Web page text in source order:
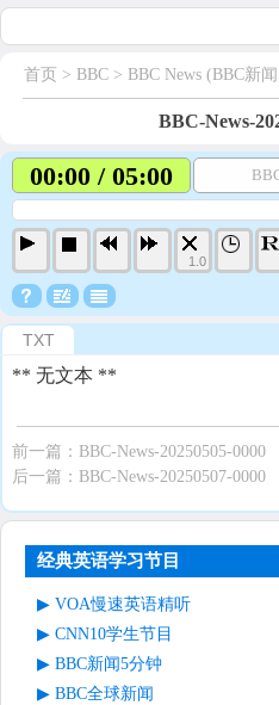
首页 > BBC > BBC News (BBC新
BBC-News-
00:00 / 05:00
1.0
TXT
** 无文本 **
前一篇： BBC-News-20250505-0000
后一篇： BBC-News-20250507-0000
经典英语学习节目
VOA慢速英语精听
CNN10学生节目
BBC新闻5分钟
BBC全球新闻